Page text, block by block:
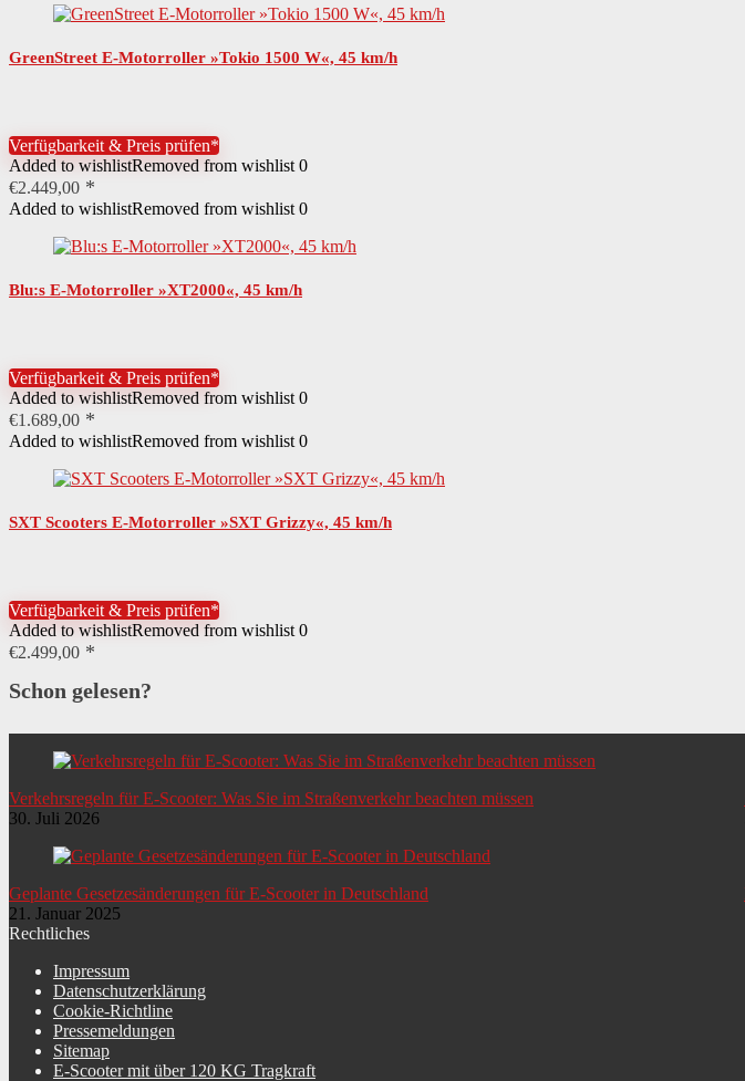
GreenStreet E-Motorroller »Tokio 1500 W«, 45 km/h
Verfügbarkeit & Preis prüfen*
Added to wishlistRemoved from wishlist 0
€2.449,00
Added to wishlistRemoved from wishlist 0
Blu:s E-Motorroller »XT2000«, 45 km/h
Verfügbarkeit & Preis prüfen*
Added to wishlistRemoved from wishlist 0
€1.689,00
Added to wishlistRemoved from wishlist 0
SXT Scooters E-Motorroller »SXT Grizzy«, 45 km/h
Verfügbarkeit & Preis prüfen*
Added to wishlistRemoved from wishlist 0
€2.499,00
Schon gelesen?
Verkehrsregeln für E-Scooter: Was Sie im Straßenverkehr beachten müssen
30. Juli 2026
Geplante Gesetzesänderungen für E-Scooter in Deutschland
21. Januar 2025
Rechtliches
Impressum
Datenschutzerklärung
Cookie-Richtline
Pressemeldungen
Sitemap
E-Scooter mit über 120 KG Tragkraft